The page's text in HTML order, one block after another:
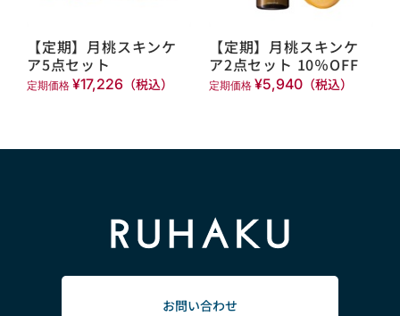
【定期】月桃スキンケ
ア5点セット
定期価格 ¥17,226 （税込）
【定期】月桃スキンケ
ア2点セット 10％OFF
定期価格 ¥5,940 （税込）
お問い合わせ